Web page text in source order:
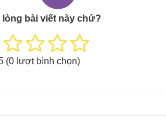
lòng bài viết này chứ?
(0lượt bình chọn)